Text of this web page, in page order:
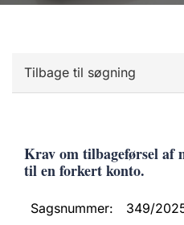
Tilbage til søgning
Krav om tilbageførsel af
til en forkert konto.
Sagsnummer:
349/